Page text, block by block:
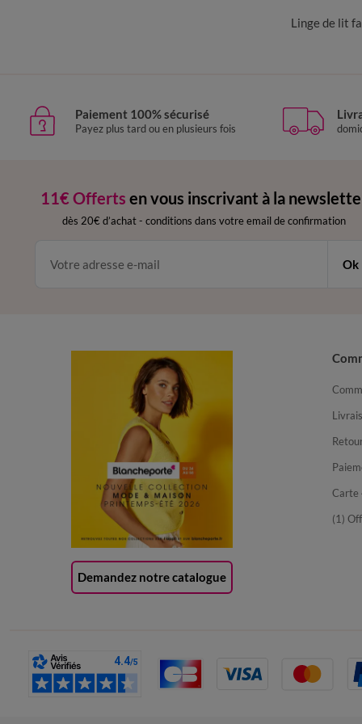
Linge de lit
Paiement 100% sécurisé
Payez plus tard ou en plusieurs fois
11€ Offerts en vous inscrivant à la
dès 20€ d’achat - conditions dans votre email de confirmation
Ok
Demandez notre catalogue
Carte
(1)